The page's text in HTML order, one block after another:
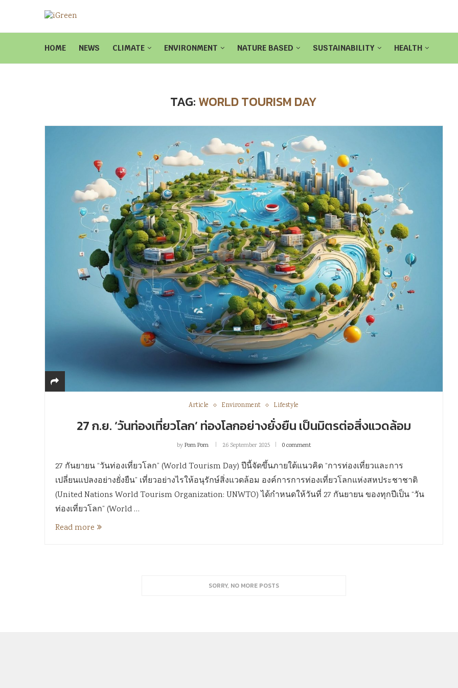
HOME NEWS CLIMATE ENVIRONMENT NATURE BASED SUSTAINABILITY HEALTH
TAG: WORLD TOURISM DAY
Article Environment Lifestyle
27 ก.ย. ‘วันท่องเที่ยวโลก’ ท่องโลกอย่างยั่งยืน เป็นมิตรต่อสิ่งแวดล้อม
byPom Pom 26 September 2025 0 comment
27 กันยายน “วันท่องเที่ยวโลก” (World Tourism Day) ปีนี้จัดขึ้นภายใต้แนวคิด “การท่องเที่ยวและการ
เปลี่ยนแปลงอย่างยั่งยืน” เที่ยวอย่างไรให้อนุรักษ์สิ่งแวดล้อม องค์การการท่องเที่ยวโลกแห่งสหประชาชาติ
(United Nations World Tourism Organization: UNWTO) ได้กำหนดให้วันที่ 27 กันยายน ของทุกปีเป็น “วัน
ท่องเที่ยวโลก” (World …
Read more
SORRY, NO MORE POSTS